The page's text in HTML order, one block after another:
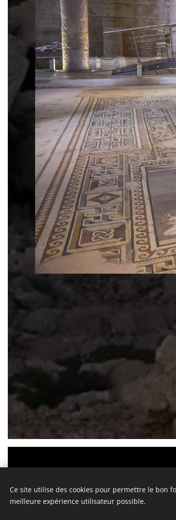
Ce site utilise des cookies pour permettre le bon
meilleure expérience utilisateur possible.